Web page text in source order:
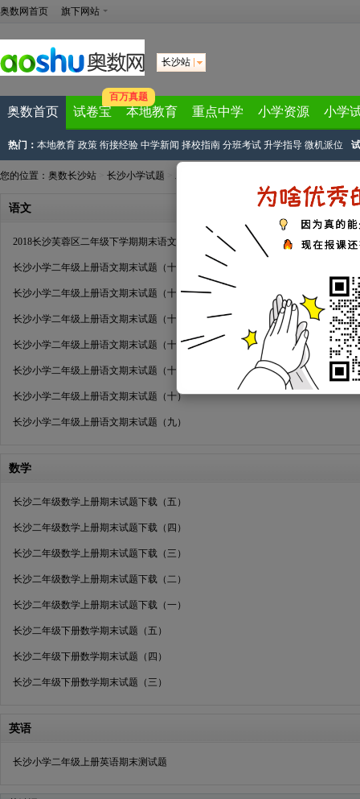
奥数网首页 旗下网站
长沙站
奥数首页 试卷宝
百万真题
本地教育 重点中学 小学资源 小学
热门： 本地教育 政策 衔接经验 中学新闻 择校指南 分班考试 升学指导 微机派位
您的位置： 奥数长沙站 长沙小学试题 二年级
语文
2018长沙芙蓉区二年级下学期期末语文试卷
长沙小学二年级上册语文期末试题（十五）
长沙小学二年级上册语文期末试题（十四）
长沙小学二年级上册语文期末试题（十三）
长沙小学二年级上册语文期末试题（十二）
长沙小学二年级上册语文期末试题（十一）
长沙小学二年级上册语文期末试题（十）
长沙小学二年级上册语文期末试题（九）
数学
长沙二年级数学上册期末试题下载（五）
长沙二年级数学上册期末试题下载（四）
长沙二年级数学上册期末试题下载（三）
长沙二年级数学上册期末试题下载（二）
长沙二年级数学上册期末试题下载（一）
长沙二年级下册数学期末试题（五）
长沙二年级下册数学期末试题（四）
长沙二年级下册数学期末试题（三）
英语
长沙小学二年级上册英语期末测试题